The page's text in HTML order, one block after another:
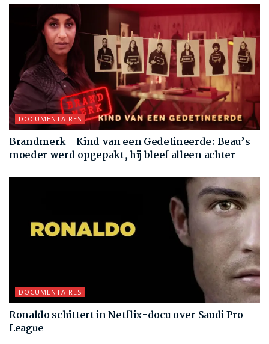
DOCUMENTAIRES
Brandmerk – Kind van een Gedetineerde: Beau’s
moeder werd opgepakt, hij bleef alleen achter
DOCUMENTAIRES
Ronaldo schittert in Netflix-docu over Saudi Pro
League